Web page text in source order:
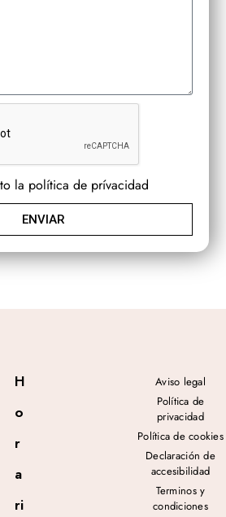
la política de prívacidad
ENVIAR
H
o
r
a
ri
Aviso legal
Política de
privacidad
Política de cookies
Declaración de
accesibilidad
Terminos y
condiciones